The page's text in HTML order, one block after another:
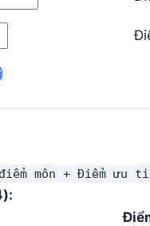
môn + Điểm ưu